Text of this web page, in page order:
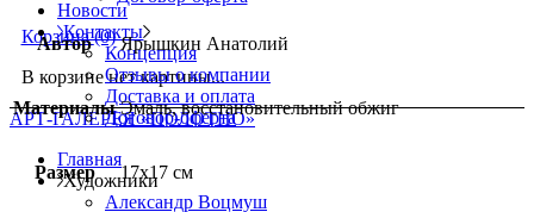
Корзина (0)
В корзине нет картины...
АРТ-ГАЛЕРЕЯ «ПОЛОТНО»
Главная
Художники
Александр Воцмуш
Новости
Контакты
Концепция
Отзывы о компании
Доставка и оплата
Договор-оферта
Автор Ярышкин Анатолий
Материалы Эмаль, восстановительный обжиг
Размер 17х17 см